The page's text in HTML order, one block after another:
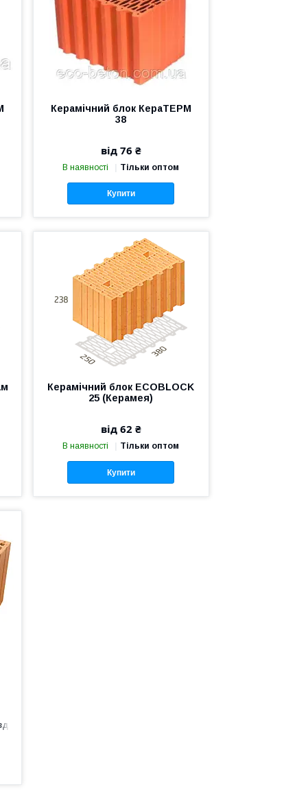
Керамічний блок КераТЕРМ
38
від 76 ₴
В наявності Тільки оптом
Купити
Керамічний блок ECOBLOCK
25 (Керамея)
від 62 ₴
В наявності Тільки оптом
Купити